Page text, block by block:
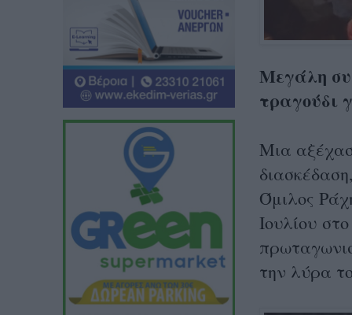
Μεγάλη
τραγούδι
Μια
Όμιλος
Ιουλίου
την λύρα